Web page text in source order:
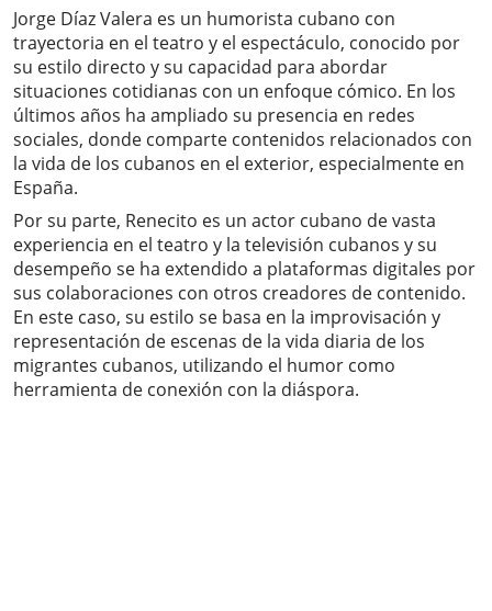
Jorge Díaz Valera es un humorista cubano con
trayectoria en el teatro y el espectáculo, conocido por
su estilo directo y su capacidad para abordar
situaciones cotidianas con un enfoque cómico. En los
últimos años ha ampliado su presencia en redes
sociales, donde comparte contenidos relacionados con
la vida de los cubanos en el exterior, especialmente en
España.
Por su parte, Renecito es un actor cubano de vasta
experiencia en el teatro y la televisión cubanos y su
desempeño se ha extendido a plataformas digitales por
sus colaboraciones con otros creadores de contenido.
En este caso, su estilo se basa en la improvisación y
representación de escenas de la vida diaria de los
migrantes cubanos, utilizando el humor como
herramienta de conexión con la diáspora.